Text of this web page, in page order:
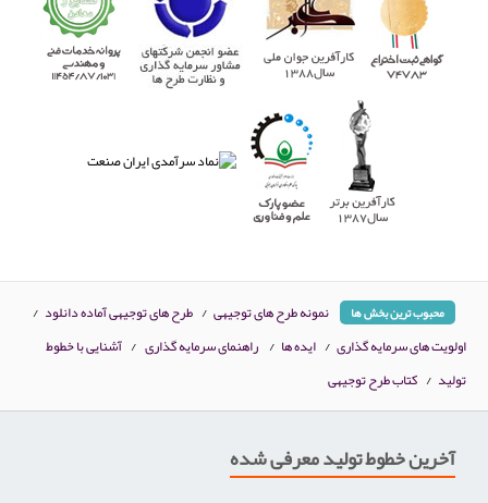
محبوب ترین بخش ها نمونه طرح های توجیهی / طرح های توجیهی آماده دانلود /
اولویت های سرمایه گذاری / ایده ها / راهنمای سرمایه گذاری / آشنایی با خطوط
تولید / کتاب طرح توجیهی
آخرین خطوط تولید معرفی شده